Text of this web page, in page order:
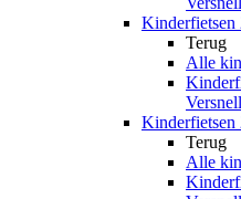
Kinderfietsen
Terug
Alle
Kinderfietsen
Terug
Alle